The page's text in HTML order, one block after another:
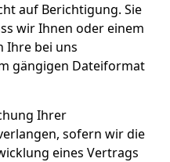
auf Berichtigung. Sie
wir Ihnen oder einem
Ihre bei uns
gängigen Dateiformat
Ihrer
sofern wir die
eines Vertrags